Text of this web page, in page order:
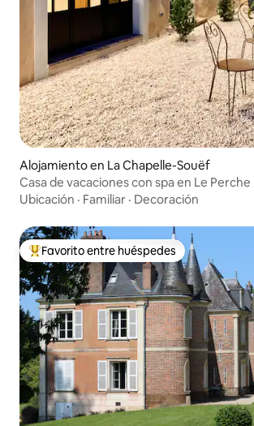
Alojamiento en La Chapelle-Souëf
Casa de vacaciones con spa en Le Perche
Ubicación · Familiar · Decoración
Favorito entre huéspedes preferido
Favorito entre huéspedes